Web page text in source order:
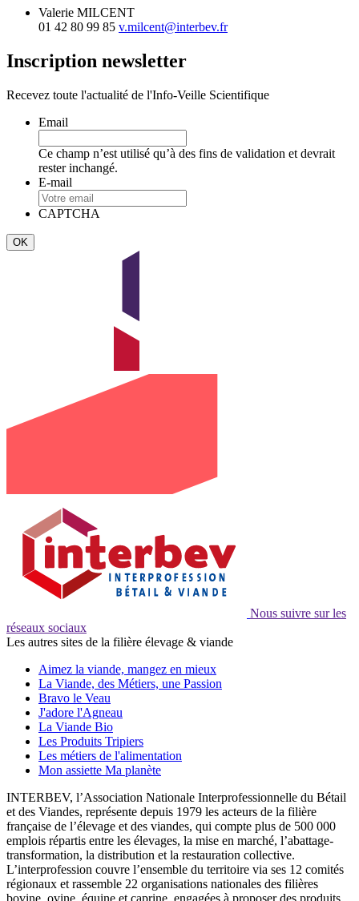
Valerie MILCENT
01 42 80 99 85 v.milcent@interbev.fr
Inscription newsletter
Recevez toute l'actualité de l'Info-Veille Scientifique
Email
Ce champ n’est utilisé qu’à des fins de validation et devrait
rester inchangé.
E-mail
CAPTCHA
Nous suivre sur les
réseaux sociaux
Les autres sites de la filière élevage & viande
Aimez la viande, mangez en mieux
La Viande, des Métiers, une Passion
Bravo le Veau
J'adore l'Agneau
La Viande Bio
Les Produits Tripiers
Les métiers de l'alimentation
Mon assiette Ma planète
INTERBEV, l’Association Nationale Interprofessionnelle du Bétail
et des Viandes, représente depuis 1979 les acteurs de la filière
française de l’élevage et des viandes, qui compte plus de 500 000
emplois répartis entre les élevages, la mise en marché, l’abattage-
transformation, la distribution et la restauration collective.
L’interprofession couvre l’ensemble du territoire via ses 12 comités
régionaux et rassemble 22 organisations nationales des filières
bovine, ovine, équine et caprine, engagées à proposer des produits